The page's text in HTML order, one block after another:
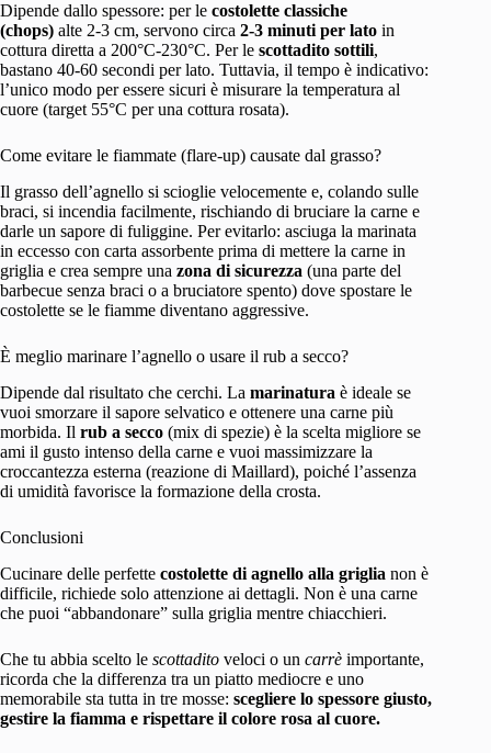
Dipende dallo spessore: per le costolette classiche
(chops) alte 2-3 cm, servono circa 2-3 minuti per lato in
cottura diretta a 200°C-230°C. Per le scottadito sottili,
bastano 40-60 secondi per lato. Tuttavia, il tempo è indicativo:
l’unico modo per essere sicuri è misurare la temperatura al
cuore (target 55°C per una cottura rosata).
Come evitare le fiammate (flare-up) causate dal grasso?
Il grasso dell’agnello si scioglie velocemente e, colando sulle
braci, si incendia facilmente, rischiando di bruciare la carne e
darle un sapore di fuliggine. Per evitarlo: asciuga la marinata
in eccesso con carta assorbente prima di mettere la carne in
griglia e crea sempre una zona di sicurezza (una parte del
barbecue senza braci o a bruciatore spento) dove spostare le
costolette se le fiamme diventano aggressive.
È meglio marinare l’agnello o usare il rub a secco?
Dipende dal risultato che cerchi. La marinatura è ideale se
vuoi smorzare il sapore selvatico e ottenere una carne più
morbida. Il rub a secco (mix di spezie) è la scelta migliore se
ami il gusto intenso della carne e vuoi massimizzare la
croccantezza esterna (reazione di Maillard), poiché l’assenza
di umidità favorisce la formazione della crosta.
Conclusioni
Cucinare delle perfette costolette di agnello alla griglia non è
difficile, richiede solo attenzione ai dettagli. Non è una carne
che puoi “abbandonare” sulla griglia mentre chiacchieri.
Che tu abbia scelto le scottadito veloci o un carrè importante,
ricorda che la differenza tra un piatto mediocre e uno
memorabile sta tutta in tre mosse: scegliere lo spessore giusto,
gestire la fiamma e rispettare il colore rosa al cuore.